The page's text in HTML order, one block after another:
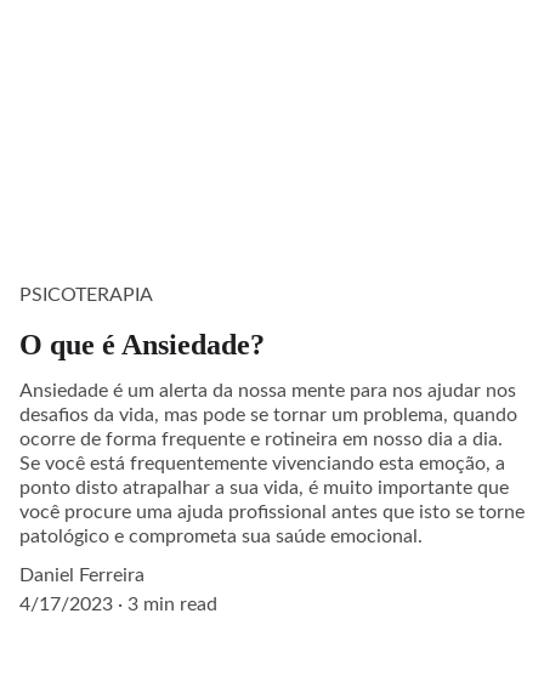
PSICOTERAPIA
O que é Ansiedade?
Ansiedade é um alerta da nossa mente para nos ajudar nos
desafios da vida, mas pode se tornar um problema, quando
ocorre de forma frequente e rotineira em nosso dia a dia.
Se você está frequentemente vivenciando esta emoção, a
ponto disto atrapalhar a sua vida, é muito importante que
você procure uma ajuda profissional antes que isto se torne
patológico e comprometa sua saúde emocional.
Daniel Ferreira
4/17/2023
3 min read